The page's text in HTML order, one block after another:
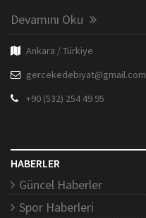
Devamını Oku
Ankara / Türkiye
gercekedebiyat@gmail.com
+90 (532) 254 49 95
HABERLER
Güncel Haberler
Spor Haberleri